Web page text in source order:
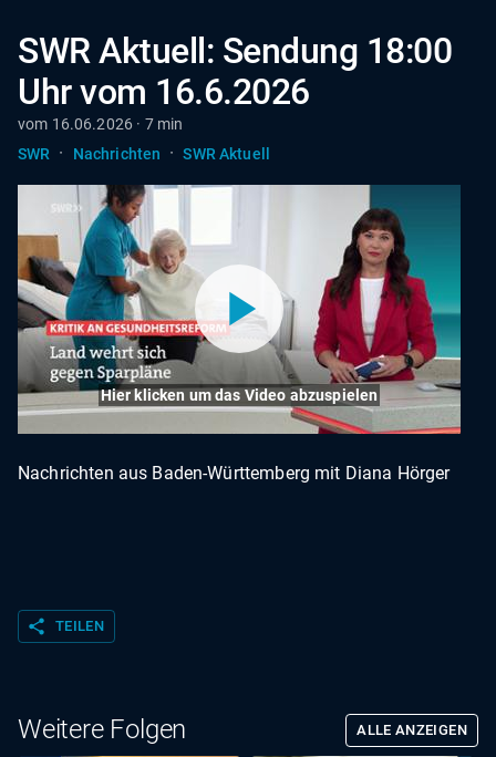
SWR Aktuell: Sendung 18:00
Uhr vom 16.6.2026
vom 16.06.2026 · 7 min
SWR
· Nachrichten · SWR Aktuell
Hier klicken um das Video abzuspielen
Nachrichten aus Baden-Württemberg mit Diana Hörger
share TEILEN
Weitere Folgen ALLE ANZEIGEN